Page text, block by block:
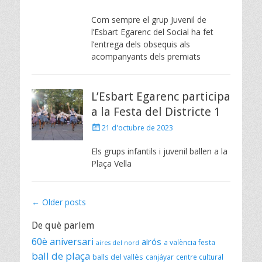
Com sempre el grup Juvenil de
l’Esbart Egarenc del Social ha fet
l’entrega dels obsequis als
acompanyants dels premiats
L’Esbart Egarenc participa
a la Festa del Districte 1
Posted
21 d'octubre de 2023
Els grups infantils i juvenil ballen a la
Plaça Vella
Post
← Older posts
De què parlem
60è aniversari aires del nord airós a valència festa
ball de plaça balls del vallès canjáyar centre cultural